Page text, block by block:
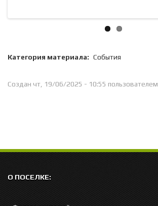
Категория материала: События
Создан чт, 19/06/2025 - 10:55 пользователем
О ПОСЕЛКЕ: